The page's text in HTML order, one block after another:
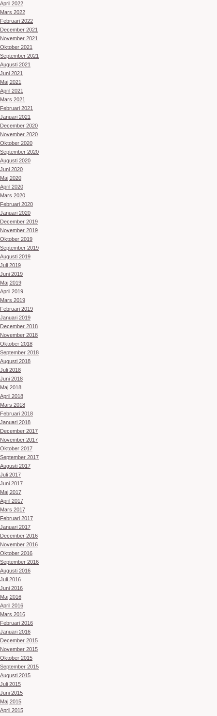
April 2022
Mars 2022
Februari 2022
December 2021
November 2021
Oktober 2021
September 2021
Augusti 2021
Juni 2021
Maj 2021
April 2021
Mars 2021
Februari 2021
Januari 2021
December 2020
November 2020
Oktober 2020
September 2020
Augusti 2020
Juni 2020
Maj 2020
April 2020
Mars 2020
Februari 2020
Januari 2020
December 2019
November 2019
Oktober 2019
September 2019
Augusti 2019
Juli 2019
Juni 2019
Maj 2019
April 2019
Mars 2019
Februari 2019
Januari 2019
December 2018
November 2018
Oktober 2018
September 2018
Augusti 2018
Juli 2018
Juni 2018
Maj 2018
April 2018
Mars 2018
Februari 2018
Januari 2018
December 2017
November 2017
Oktober 2017
September 2017
Augusti 2017
Juli 2017
Juni 2017
Maj 2017
April 2017
Mars 2017
Februari 2017
Januari 2017
December 2016
November 2016
Oktober 2016
September 2016
Augusti 2016
Juli 2016
Juni 2016
Maj 2016
April 2016
Mars 2016
Februari 2016
Januari 2016
December 2015
November 2015
Oktober 2015
September 2015
Augusti 2015
Juli 2015
Juni 2015
Maj 2015
April 2015